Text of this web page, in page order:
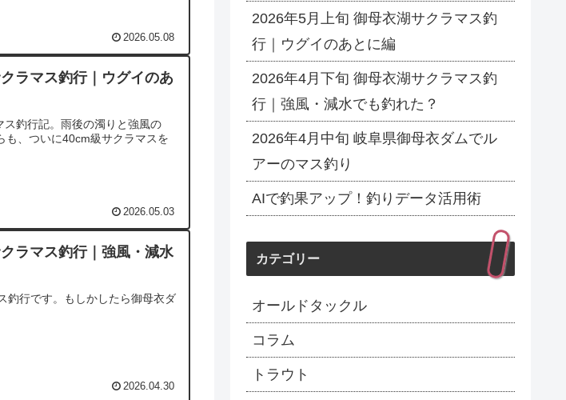
2026.05.08
ラマス釣行｜ウグイのあ
釣行記。雨後の濁りと強風の
も、ついに40cm級サクラマスを
2026.05.03
ラマス釣行｜強風・減水
釣行です。もしかしたら御母衣ダ
2026.04.30
2026年5月上旬 御母衣湖サクラマス釣
行｜ウグイのあとに編
2026年4月下旬 御母衣湖サクラマス釣
行｜強風・減水でも釣れた？
2026年4月中旬 岐阜県御母衣ダムでル
アーのマス釣り
AIで釣果アップ！釣りデータ活用術
カテゴリー
オールドタックル
コラム
トラウト